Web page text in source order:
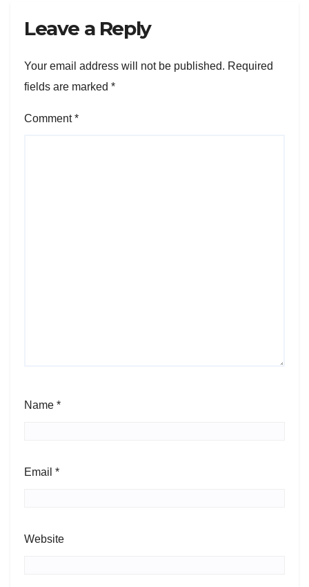
Leave a Reply
Your email address will not be published. Required
fields are marked *
Comment*
Name *
Email *
Website